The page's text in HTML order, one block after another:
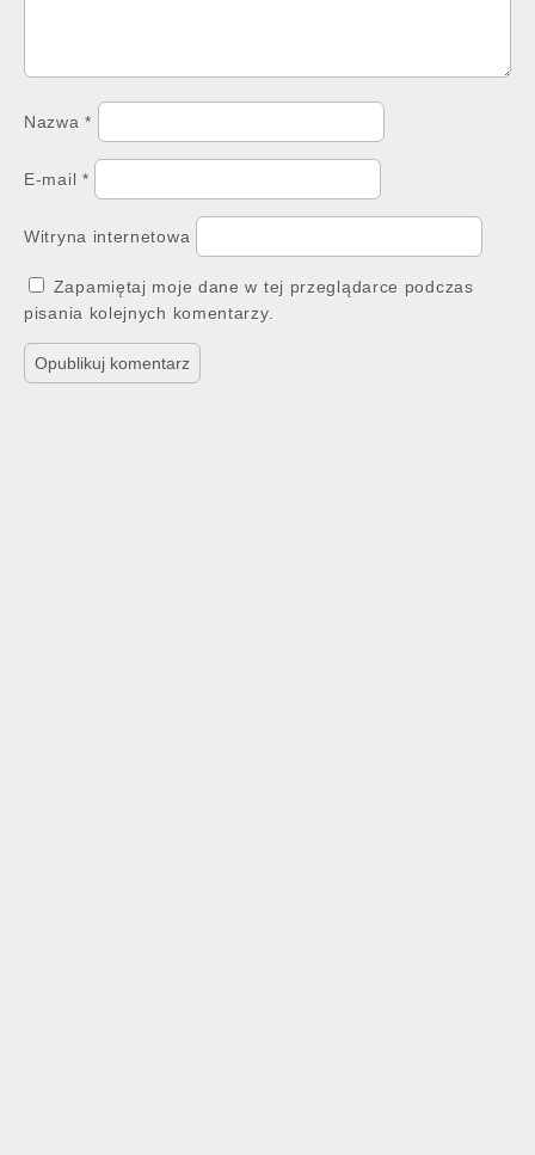
Nazwa*
E-mail *
Witryna internetowa
Zapamiętaj moje dane w tej przeglądarce podczas
pisania kolejnych komentarzy.